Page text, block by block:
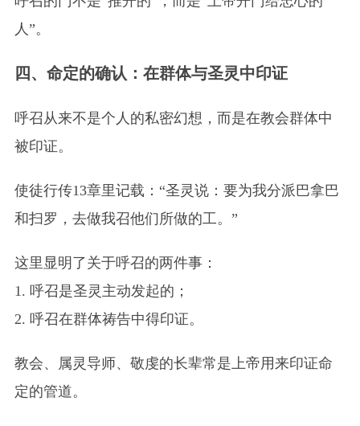
人”。
四、命定的确认：在群体与圣灵中印证
呼召从来不是个人的私密幻想，而是在教会群体中
被印证。
使徒行传13章里记载：“圣灵说：要为我分派巴拿巴
和扫罗，去做我召他们所做的工。”
这里显明了关于呼召的两件事：
1. 呼召是圣灵主动发起的；
2. 呼召在群体祷告中得印证。
教会、属灵导师、敬虔的长辈常是上帝用来印证命
定的管道。